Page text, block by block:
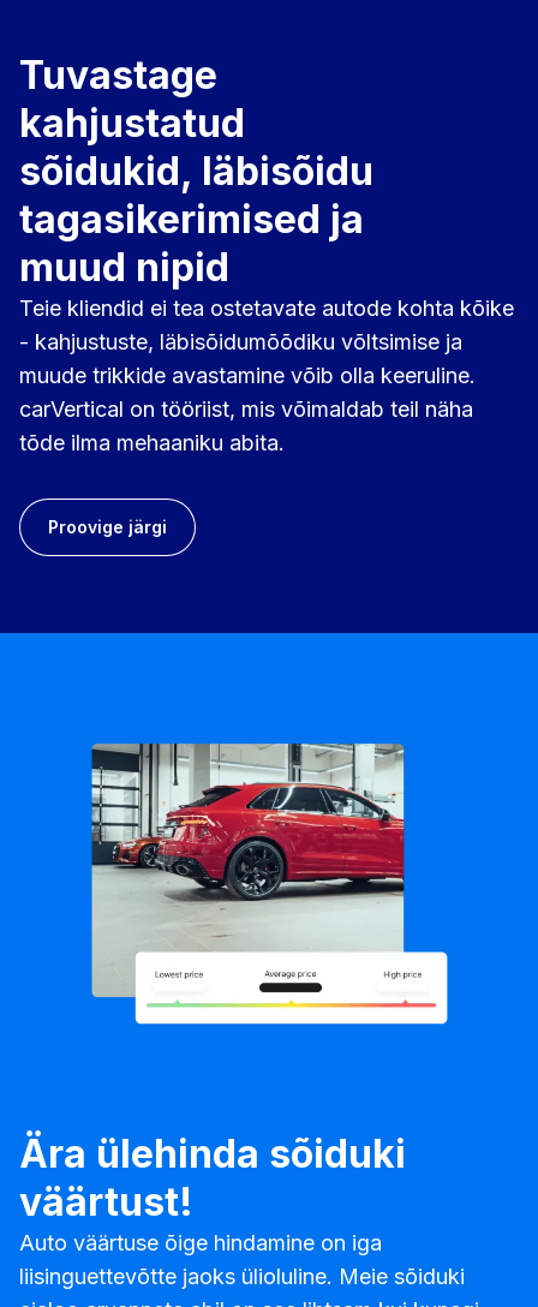
Tuvastage
kahjustatud
sõidukid, läbisõidu
tagasikerimised ja
muud nipid
Teie kliendid ei tea ostetavate autode kohta kõike
- kahjustuste, läbisõidumõõdiku võltsimise ja
muude trikkide avastamine võib olla keeruline.
carVertical on tööriist, mis võimaldab teil näha
tõde ilma mehaaniku abita.
Proovige järgi
Ära ülehinda sõiduki
väärtust!
Auto väärtuse õige hindamine on iga
liisinguettevõtte jaoks ülioluline. Meie sõiduki